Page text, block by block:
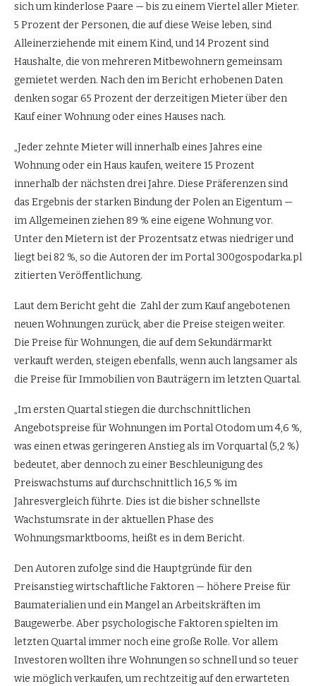
sich um kinderlose Paare — bis zu einem Viertel aller Mieter.
5 Prozent der Personen, die auf diese Weise leben, sind
Alleinerziehende mit einem Kind, und 14 Prozent sind
Haushalte, die von mehreren Mitbewohnern gemeinsam
gemietet werden. Nach den im Bericht erhobenen Daten
denken sogar 65 Prozent der derzeitigen Mieter über den
Kauf einer Wohnung oder eines Hauses nach.
„Jeder zehnte Mieter will innerhalb eines Jahres eine
Wohnung oder ein Haus kaufen, weitere 15 Prozent
innerhalb der nächsten drei Jahre. Diese Präferenzen sind
das Ergebnis der starken Bindung der Polen an Eigentum —
im Allgemeinen ziehen 89 % eine eigene Wohnung vor.
Unter den Mietern ist der Prozentsatz etwas niedriger und
liegt bei 82 %, so die Autoren der im Portal 300gospodarka.pl
zitierten Veröffentlichung.
Laut dem Bericht geht die Zahl der zum Kauf angebotenen
neuen Wohnungen zurück, aber die Preise steigen weiter.
Die Preise für Wohnungen, die auf dem Sekundärmarkt
verkauft werden, steigen ebenfalls, wenn auch langsamer als
die Preise für Immobilien von Bauträgern im letzten Quartal.
„Im ersten Quartal stiegen die durchschnittlichen
Angebotspreise für Wohnungen im Portal Otodom um 4,6 %,
was einen etwas geringeren Anstieg als im Vorquartal (5,2 %)
bedeutet, aber dennoch zu einer Beschleunigung des
Preiswachstums auf durchschnittlich 16,5 % im
Jahresvergleich führte. Dies ist die bisher schnellste
Wachstumsrate in der aktuellen Phase des
Wohnungsmarktbooms, heißt es in dem Bericht.
Den Autoren zufolge sind die Hauptgründe für den
Preisanstieg wirtschaftliche Faktoren — höhere Preise für
Baumaterialien und ein Mangel an Arbeitskräften im
Baugewerbe. Aber psychologische Faktoren spielten im
letzten Quartal immer noch eine große Rolle. Vor allem
Investoren wollten ihre Wohnungen so schnell und so teuer
wie möglich verkaufen, um rechtzeitig auf den erwarteten